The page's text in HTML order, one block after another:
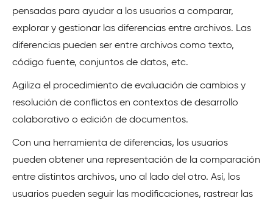
pensadas para ayudar a los usuarios a comparar,
explorar y gestionar las diferencias entre archivos. Las
diferencias pueden ser entre archivos como texto,
código fuente, conjuntos de datos, etc.
Agiliza el procedimiento de evaluación de cambios y
resolución de conflictos en contextos de desarrollo
colaborativo o edición de documentos.
Con una herramienta de diferencias, los usuarios
pueden obtener una representación de la comparación
entre distintos archivos, uno al lado del otro. Así, los
usuarios pueden seguir las modificaciones, rastrear las